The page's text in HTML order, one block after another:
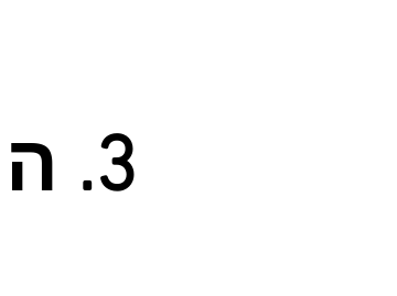
3. הנגעה מרקמה.